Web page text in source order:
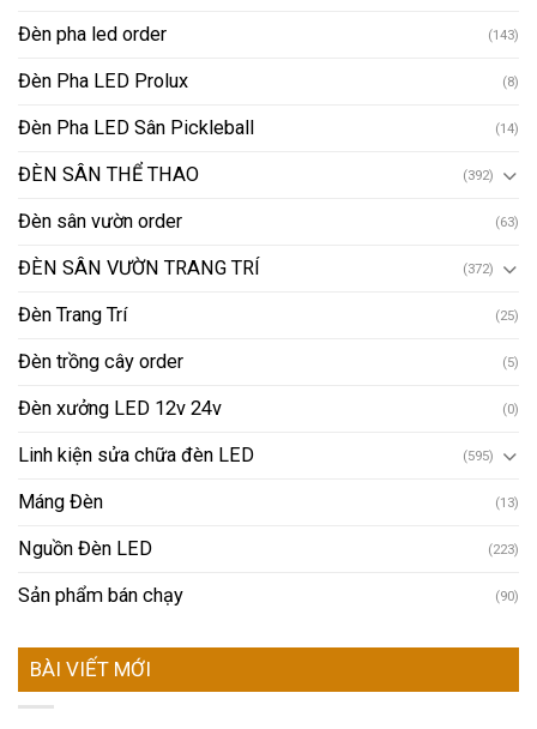
Đèn pha led order (143)
Đèn Pha LED Prolux (8)
Đèn Pha LED Sân Pickleball (14)
ĐÈN SÂN THỂ THAO (392)
Đèn sân vườn order (63)
ĐÈN SÂN VƯỜN TRANG TRÍ (372)
Đèn Trang Trí (25)
Đèn trồng cây order (5)
Đèn xưởng LED 12v 24v (0)
Linh kiện sửa chữa đèn LED (595)
Máng Đèn (13)
Nguồn Đèn LED (223)
Sản phẩm bán chạy (90)
BÀI VIẾT MỚI